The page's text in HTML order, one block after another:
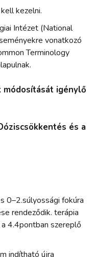
kezelni.
Intézet (National
vonatkozó
Terminology
módosítását igénylő
és a
0–2.súlyossági fokúra
rendeződik. terápia
4.4pontban szereplő
indítható újra